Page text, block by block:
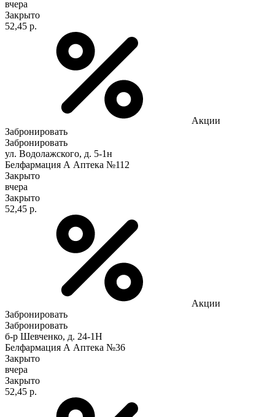
вчера
Закрыто
52,45 р.
Акции
Забронировать
Забронировать
ул. Водолажского, д. 5-1н
Белфармация А Аптека №112
Закрыто
вчера
Закрыто
52,45 р.
Акции
Забронировать
Забронировать
б-р Шевченко, д. 24-1Н
Белфармация А Аптека №36
Закрыто
вчера
Закрыто
52,45 р.